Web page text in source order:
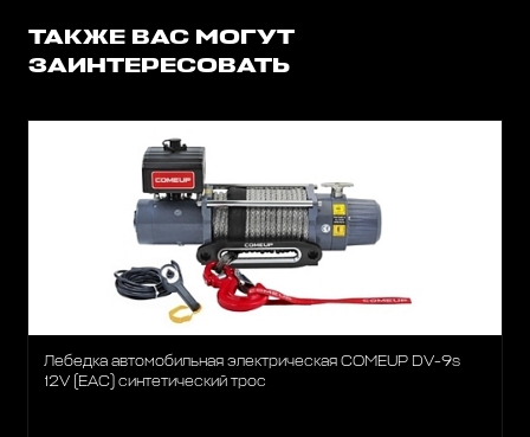
ТАКЖЕ ВАС МОГУТ
ЗАИНТЕРЕСОВАТЬ
Лебедка автомобильная электрическая COMEUP DV-9s
12V (EAC) синтетический трос